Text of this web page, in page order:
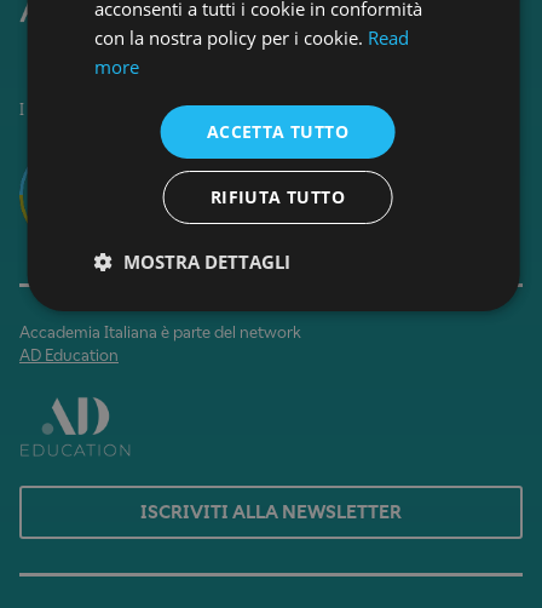
I corsi di Accademia Italiana sono accreditati da
Accademia Italiana è parte del network
AD Education
ISCRIVITI ALLA NEWSLETTER
acconsenti a tutti i cookie in conformità
con la nostra policy per i cookie. Read
more
ACCETTA TUTTO
RIFIUTA TUTTO
MOSTRA DETTAGLI